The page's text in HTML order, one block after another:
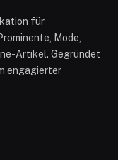
für
Mode,
Artikel. Gegründet
engagierter